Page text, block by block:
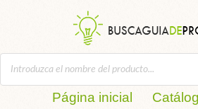
Página inicial